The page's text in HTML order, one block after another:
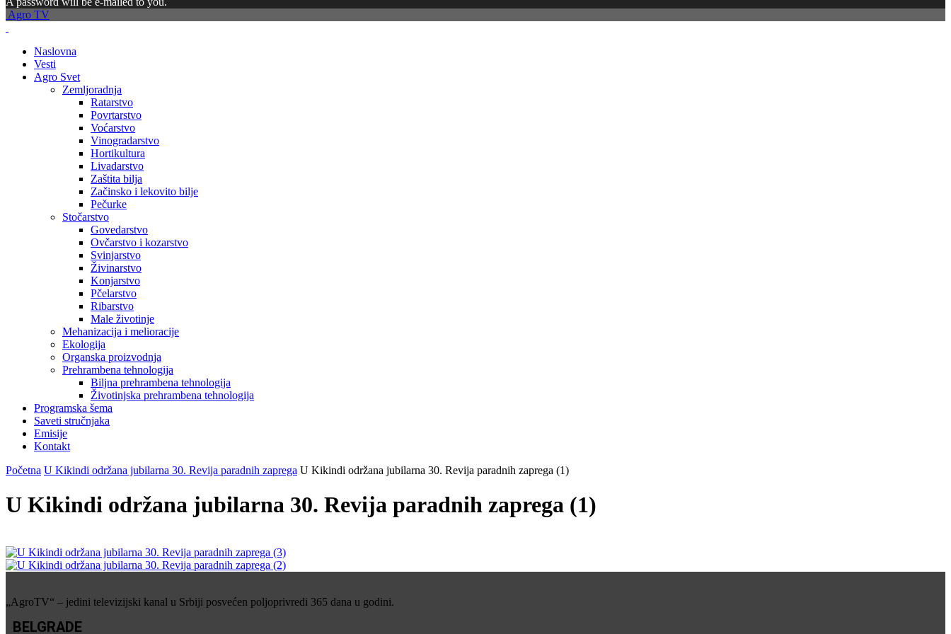
Agro TV
Naslovna
Vesti
Agro Svet
Zemljoradnja
Ratarstvo
Povrtarstvo
Voćarstvo
Vinogradarstvo
Hortikultura
Livadarstvo
Zaštita bilja
Začinsko i lekovito bilje
Pečurke
Stočarstvo
Govedarstvo
Ovčarstvo i kozarstvo
Svinjarstvo
Živinarstvo
Konjarstvo
Pčelarstvo
Ribarstvo
Male životinje
Mehanizacija i melioracije
Ekologija
Organska proizvodnja
Prehrambena tehnologija
Biljna prehrambena tehnologija
Životinjska prehrambena tehnologija
Programska šema
Saveti stručnjaka
Emisije
Kontakt
Početna U Kikindi održana jubilarna 30. Revija paradnih zaprega U Kikindi održana jubilarna 30. Revija paradnih zaprega (1)
U Kikindi održana jubilarna 30. Revija paradnih zaprega (1)
„AgroTV“ – jedini televizijski kanal u Srbiji posvećen poljoprivredi 365 dana u godini.
BELGRADE